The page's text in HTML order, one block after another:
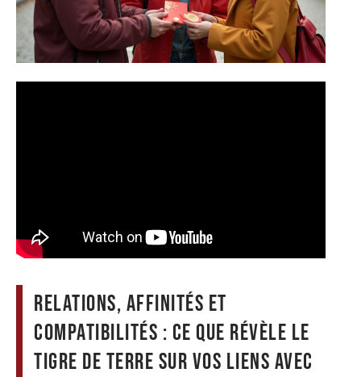
Relations, affinités et
compatibilités : ce que révèle le
tigre de terre sur vos liens avec